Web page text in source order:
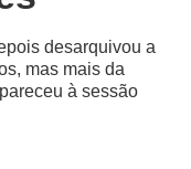
desarquivou a
mas mais da
à sessão